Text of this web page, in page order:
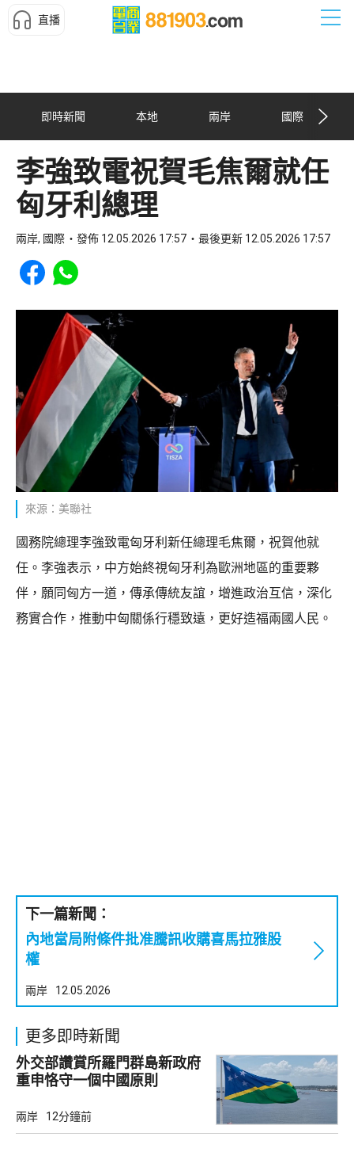
直播
即時新聞 本地 兩岸 國際
李強致電祝賀毛焦爾就任
匈牙利總理
兩岸, 國際 發佈 12.05.2026 17:57 最後更新 12.05.2026 17:57
Share to Facebook
Share to WhatsApp
來源：美聯社
國務院總理李強致電匈牙利新任總理毛焦爾，祝賀他就
任。李強表示，中方始終視匈牙利為歐洲地區的重要夥
伴，願同匈方一道，傳承傳統友誼，增進政治互信，深化
務實合作，推動中匈關係行穩致遠，更好造福兩國人民。
下一篇新聞：
內地當局附條件批准騰訊收購喜馬拉雅股
權
兩岸 12.05.2026
更多即時新聞
外交部讚賞所羅門群島新政府
重申恪守一個中國原則
兩岸 12分鐘前